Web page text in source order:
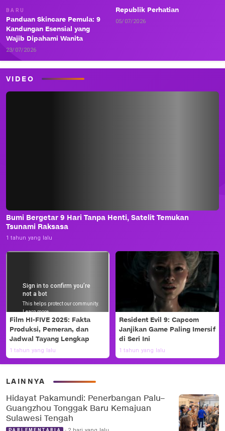
BARU
Panduan Skincare Pemula: 9
Kandungan Esensial yang
Wajib Dipahami Wanita
23/07/2026
Republik Perhatian
05/07/2026
VIDEO
Bumi Bergetar 9 Hari Tanpa Henti, Satelit Temukan
Tsunami Raksasa
1 tahun yang lalu
Film HI-FIVE 2025: Fakta
Produksi, Pemeran, dan
Jadwal Tayang Lengkap
1 tahun yang lalu
Resident Evil 9: Capcom
Janjikan Game Paling Imersif
di Seri Ini
1 tahun yang lalu
LAINNYA
Hidayat Pakamundi: Penerbangan Palu–
Guangzhou Tonggak Baru Kemajuan
Sulawesi Tengah